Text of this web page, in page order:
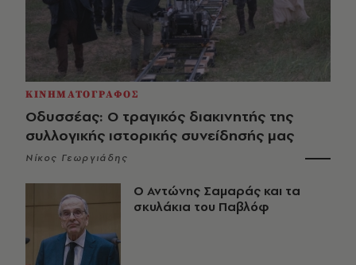
ΚΙΝΗΜΑΤΟΓΡΑΦΟΣ
Οδυσσέας: Ο τραγικός διακινητής της
συλλογικής ιστορικής συνείδησής μας
Νίκος Γεωργιάδης
Ο Αντώνης Σαμαράς και τα
σκυλάκια του Παβλόφ